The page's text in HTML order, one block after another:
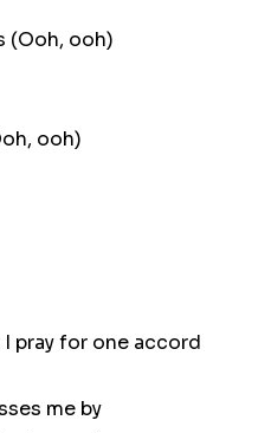
(Ooh, ooh)
ooh)
I pray for one accord
me by